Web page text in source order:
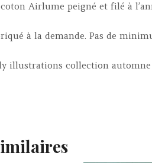
coton Airlume peigné et filé à
à la demande. Pas de
illustrations collection